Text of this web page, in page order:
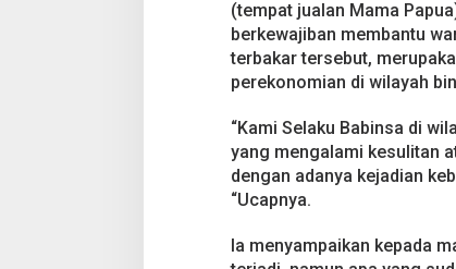
(tempat jualan Mama
berkewajiban membantu
terbakar tersebut,
perekonomian di wilayah
“Kami Selaku Babinsa di
yang mengalami kesulitan
dengan adanya kejadian
“Ucapnya.
Ia menyampaikan kepada